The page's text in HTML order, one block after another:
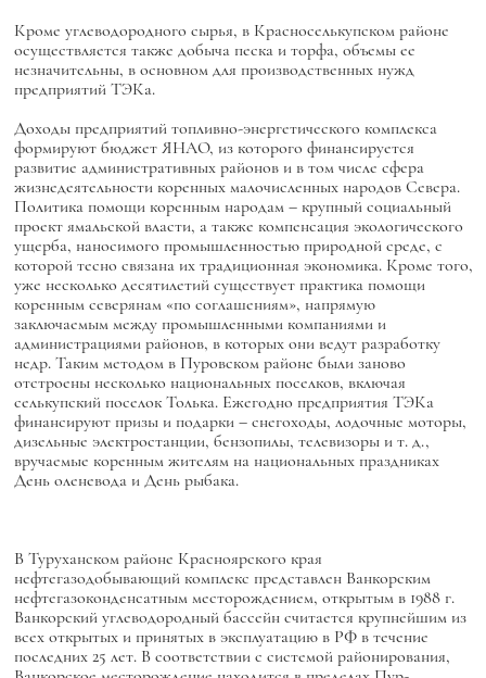
Кроме углеводородного сырья, в Красноселькупском районе
осуществляется также добыча песка и торфа, объемы ее
незначительны, в основном для производственных нужд
предприятий ТЭКа.
Доходы предприятий топливно-энергетического комплекса
формируют бюджет ЯНАО, из которого финансируется
развитие административных районов и в том числе сфера
жизнедеятельности коренных малочисленных народов Севера.
Политика помощи коренным народам – крупный социальный
проект ямальской власти, а также компенсация экологического
ущерба, наносимого промышленностью природной среде, с
которой тесно связана их традиционная экономика. Кроме того,
уже несколько десятилетий существует практика помощи
коренным северянам «по соглашениям», напрямую
заключаемым между промышленными компаниями и
администрациями районов, в которых они ведут разработку
недр. Таким методом в Пуровском районе были заново
отстроены несколько национальных поселков, включая
селькупский поселок Толька. Ежегодно предприятия ТЭКа
финансируют призы и подарки – снегоходы, лодочные моторы,
дизельные электростанции, бензопилы, телевизоры и т. д.,
вручаемые коренным жителям на национальных праздниках
День оленевода и День рыбака.
В Туруханском районе Красноярского края
нефтегазодобывающий комплекс представлен Ванкорским
нефтегазоконденсатным месторождением, открытым в 1988 г.
Ванкорский углеводородный бассейн считается крупнейшим из
всех открытых и принятых в эксплуатацию в РФ в течение
последних 25 лет. В соответствии с системой районирования,